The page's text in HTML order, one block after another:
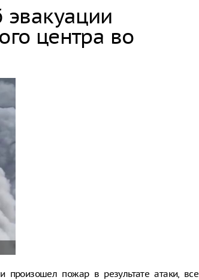
центра во
произошел пожар в результате атаки, все